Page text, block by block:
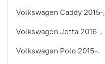
Volkswagen Caddy 2015-,
Volkswagen Jetta 2016-,
Volkswagen Polo 2015-,